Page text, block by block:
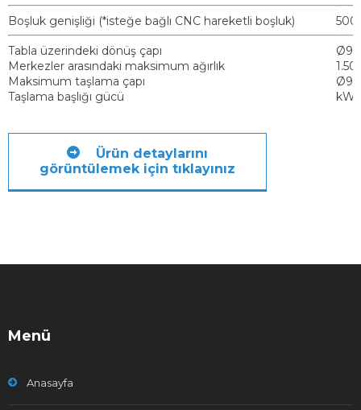
Boşluk genişliği (*isteğe bağlı CNC hareketli boşluk)
Tabla üzerindeki dönüş çapı
Merkezler arasındaki maksimum ağırlık
Maksimum taşlama çapı
Taşlama başlığı gücü
kW
Ürün detaylarını
görüntülemek için tıklayınız
Menü
Anasayfa